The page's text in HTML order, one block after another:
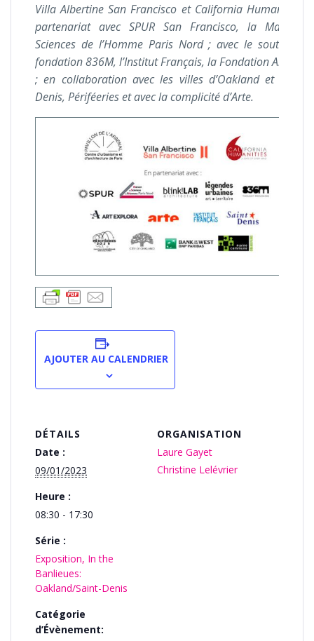
Villa Albertine San Francisco et California Humanities ;
partenariat avec SPUR San Francisco, la Maison
Sciences de l’Homme Paris Nord ; avec le soutien
fondation 836M, l’Institut Français, la Fondation Art
; en collaboration avec les villes d’Oakland et de
Denis, Périféeries et avec la complicité d’Arte.
AJOUTER AU CALENDRIER
DÉTAILS
Date :
09/01/2023
Heure :
08:30 - 17:30
Série :
Exposition, In the
Banlieues:
Oakland/Saint-Denis
Catégorie
d’Évènement:
ORGANISATION
Laure Gayet
Christine Lelévrier